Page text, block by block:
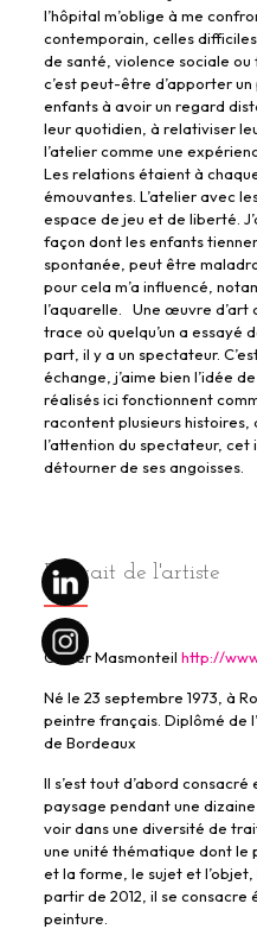
l’hôpital m’oblige à me
contemporain, celles
de santé, violence sociale ou
c’est peut-être d’apporter
enfants à avoir un regard
leur quotidien, à relativiser
l’atelier comme une
Les relations étaient à
émouvantes. L’atelier avec
espace de jeu et de liberté.
façon dont les enfants
spontanée, peut être
pour cela m’a influencé,
l’aquarelle. Une œuvre d’art
trace où quelqu’un a essayé
part, il y a un spectateur.
échange, j’aime bien l’idée
réalisés ici fonctionnent
racontent plusieurs
l’attention du spectateur, cet
détourner de ses angoisses.
Portrait de l'artiste
Olivier Masmonteil http://
Né le 23 septembre 1973, à
peintre français. Diplômé de
de Bordeaux
Il s’est tout d’abord
paysage pendant une dizaine
voir dans une diversité de
une unité thématique dont le
et la forme, le sujet et
partir de 2012, il se consacre
peinture.